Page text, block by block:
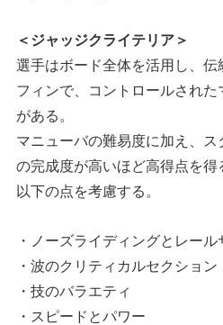
＜ジャッジクライテリア＞
選手はボード全体を活用し、
フィンで、コントロールされ
がある。
マニューバの難易度に加え、
の完成度が高いほど高得点を
以下の点を考慮する。
・ノーズライディングとレール
・波のクリティカルセクション
・技のバラエティ
・スピードとパワー